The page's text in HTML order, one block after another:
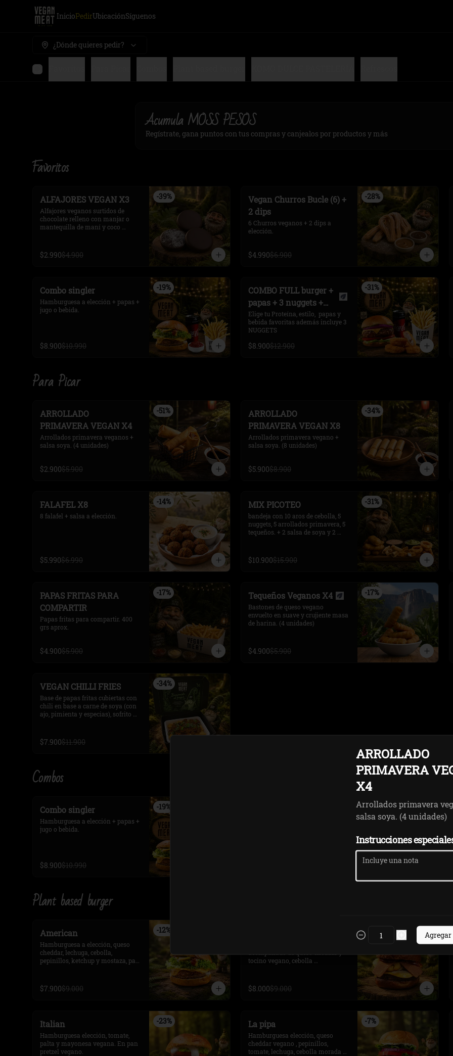
InicioPedirUbicaciónSíguenos
¿Dónde quieres pedir?
AcumulaMOSS PESOS
Regístrate, gana puntos con tus compras y canjealos por productos y más
Favoritos
-39%
ALFAJORES VEGAN X3
Alfajores veganos surtidos de
chocolate relleno con manjar o
mantequilla de maní y coco
$2.990$4.900
-28%
Vegan Churros Bucle (6) +
2 dips
6 Churros veganos + 2 dips a
elección.
$4.990$6.900
-19%
Combo singler
Hamburguesa a elección + papas +
jugo o bebida.
$8.900$10.990
-31%
COMBO FULL burger +
papas + 3 nuggets +
bebida
Elige tu Proteína, estilo,  papas y
bebida favoritas además incluye 3
NUGGETS
$8.900$12.900
Para Picar
-51%
ARROLLADO
PRIMAVERA VEGAN X4
Arrollados primavera veganos +
salsa soya. (4 unidades)
$2.900$5.900
-34%
ARROLLADO
PRIMAVERA VEGAN X8
Arrollados primavera vegano +
salsa soya. (8 unidades)
$5.900$8.900
-14%
FALAFEL X8
8 falafel + salsa a elección.
$5.990$6.990
-31%
MIX PICOTEO
bandeja con 10 aros de cebolla, 5
nuggets, 5 arrollados primavera, 5
tequeños. + 2 salsa de soya y 2
$10.900$15.900
-17%
PAPAS FRITAS PARA
COMPARTIR
Papas fritas para compartir. 400
grs aprox.
$4.900$5.900
-17%
Tequeños Veganos X4
Bastones de queso vegano
envuelto en suave y crujiente masa
de harina. (4 unidades)
$4.900$5.900
-34%
VEGAN CHILLI FRIES
Base de papas fritas cubiertas con
chili en base a carne de soya (con
ajo, pimienta y especias), sofrito de
decorado  con rodajas de cebollín.
$7.900$11.900
Combos
-19%
Combo singler
Hamburguesa a elección + papas +
jugo o bebida.
$8.900$10.990
-31%
Plant based burger
-12%
American
Hamburguesa a elección, queso
cheddar, lechuga, cebolla,
pepinillos, ketchup y mostaza, pan
$7.900$9.000
-
tocino vegano, cebolla
$8.000$9.000
-23%
Italian
Hamburguesa elección, tomate,
palta y mayonesa vegana. En pan
pretzel vegano.
-7%
La pipa
Hamburguesa elección, queso
cheddar vegano , pepinillos,
tomate, lechuga, cebolla morada y
ARROLLADO
PRIMAVERA
X4
Arrollados primavera
salsa soya. (4 unidades)
Instrucciones
Agregar